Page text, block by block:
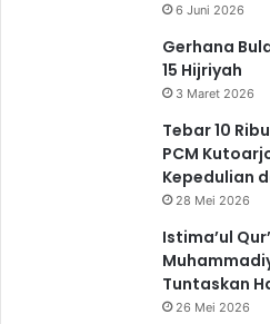
6 Juni 2026
Gerhana
15 Hijriyah
3 Maret 2026
Tebar 10
PCM
Kepedulian
28 Mei 2026
Istima’ul
Tuntaskan
26 Mei 2026